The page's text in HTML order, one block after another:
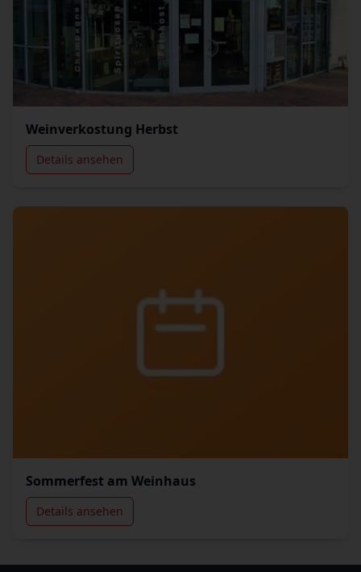
Weinverkostung Herbst
Details ansehen
Sommerfest am Weinhaus
Details ansehen